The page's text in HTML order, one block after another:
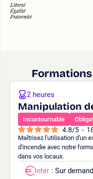
Manipulation
Incontournable
4.8/5 -
Maîtrisez l'utilisation d'un
d'incendie avec notre
dans vos locaux.
2 heures
Inter : Sur